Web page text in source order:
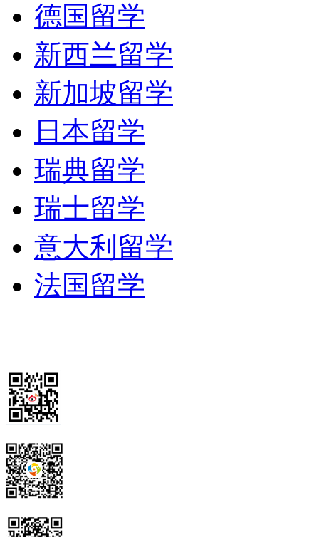
德国留学
新西兰留学
新加坡留学
日本留学
瑞典留学
瑞士留学
意大利留学
法国留学